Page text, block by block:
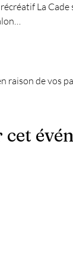
La
raison de vos